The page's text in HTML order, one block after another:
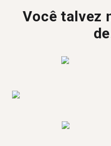
Você talvez